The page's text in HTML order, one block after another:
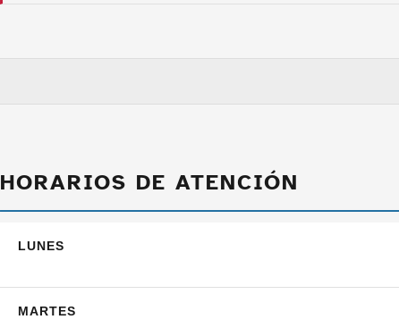
HORARIOS DE ATENCIÓN
LUNES
MARTES